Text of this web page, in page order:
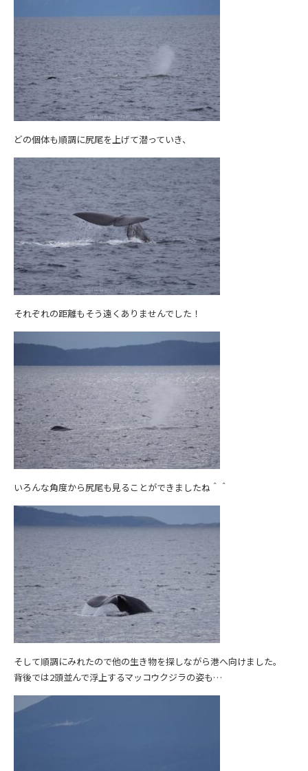
どの個体も順調に尻尾を上げて潜っていき、
それぞれの距離もそう遠くありませんでした！
いろんな角度から尻尾も見ることができましたね＾＾
そして順調にみれたので他の生き物を探しながら港へ向けました。
背後では2頭並んで浮上するマッコウクジラの姿も…